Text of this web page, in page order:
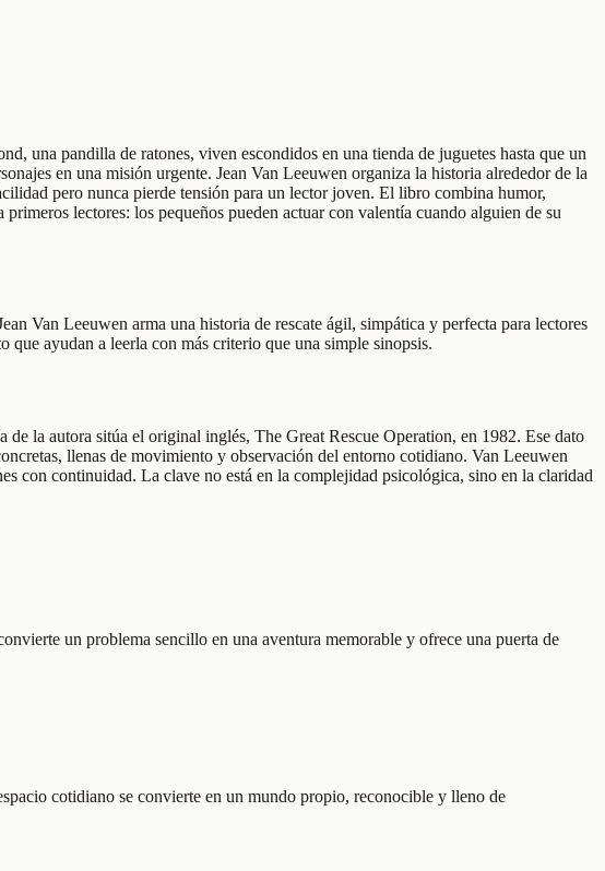
una pandilla de ratones, viven escondidos en una tienda de juguetes hasta que un
en una misión urgente. Jean Van Leeuwen organiza la historia alrededor de la
pero nunca pierde tensión para un lector joven. El libro combina humor,
lectores: los pequeños pueden actuar con valentía cuando alguien de su
Van Leeuwen arma una historia de rescate ágil, simpática y perfecta para lectores
ayudan a leerla con más criterio que una simple sinopsis.
la autora sitúa el original inglés, The Great Rescue Operation, en 1982. Ese dato
llenas de movimiento y observación del entorno cotidiano. Van Leeuwen
con continuidad. La clave no está en la complejidad psicológica, sino en la claridad
un problema sencillo en una aventura memorable y ofrece una puerta de
cotidiano se convierte en un mundo propio, reconocible y lleno de